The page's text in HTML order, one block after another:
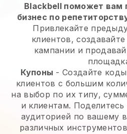
Blackbell поможет вам
бизнес по
Привлекайте
клиентов,
кампании и
Купоны - Создайте
клиентов с большим
на выбор по их типу,
и клиентам.
аудиторией по вашему
различных